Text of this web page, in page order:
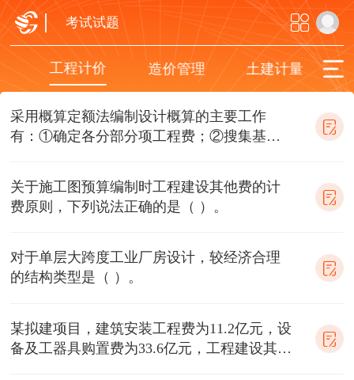
考试试题
工程计价 造价管理 土建计量
采用概算定额法编制设计概算的主要工作
有：①确定各分部分项工程费；②搜集基础资
关于施工图预算编制时工程建设其他费的计
费原则，下列说法正确的是（ ）。
对于单层大跨度工业厂房设计，较经济合理
的结构类型是（ ）。
某拟建项目，建筑安装工程费为11.2亿元，设
备及工器具购置费为33.6亿元，工程建设其他